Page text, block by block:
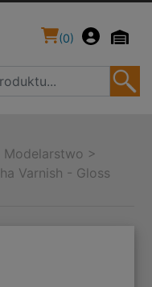
(0)
Modelarstwo >
Varnish - Gloss